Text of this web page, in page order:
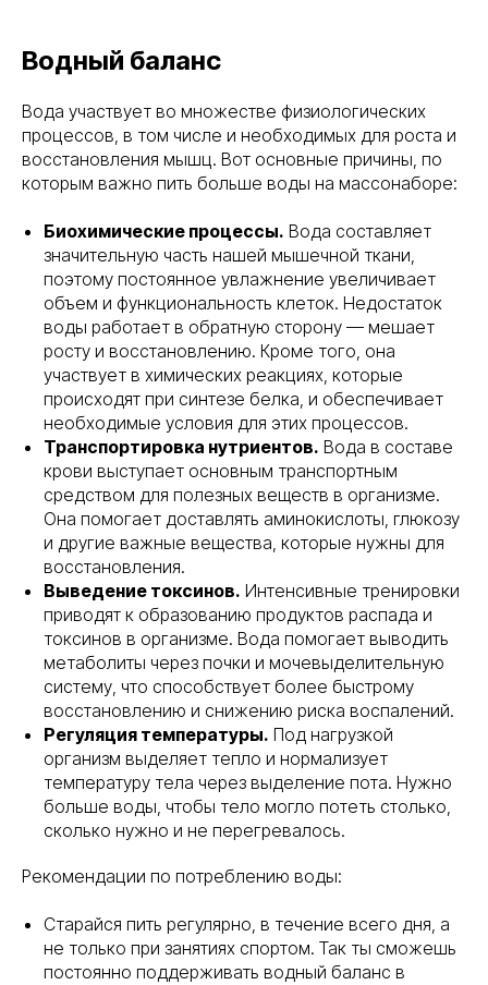
Водный баланс
Вода участвует во множестве физиологических
процессов, в том числе и необходимых для роста и
восстановления мышц. Вот основные причины, по
которым важно пить больше воды на массонаборе:
Биохимические процессы. Вода составляет
значительную часть нашей мышечной ткани,
поэтому постоянное увлажнение увеличивает
объем и функциональность клеток. Недостаток
воды работает в обратную сторону — мешает
росту и восстановлению. Кроме того, она
участвует в химических реакциях, которые
происходят при синтезе белка, и обеспечивает
необходимые условия для этих процессов.
Транспортировка нутриентов. Вода в составе
крови выступает основным транспортным
средством для полезных веществ в организме.
Она помогает доставлять аминокислоты, глюкозу
и другие важные вещества, которые нужны для
восстановления.
Выведение токсинов. Интенсивные тренировки
приводят к образованию продуктов распада и
токсинов в организме. Вода помогает выводить
метаболиты через почки и мочевыделительную
систему, что способствует более быстрому
восстановлению и снижению риска воспалений.
Регуляция температуры. Под нагрузкой
организм выделяет тепло и нормализует
температуру тела через выделение пота. Нужно
больше воды, чтобы тело могло потеть столько,
сколько нужно и не перегревалось.
Рекомендации по потреблению воды:
Старайся пить регулярно, в течение всего дня, а
не только при занятиях спортом. Так ты сможешь
постоянно поддерживать водный баланс в